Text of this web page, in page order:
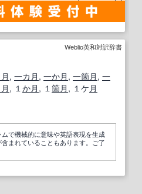
Weblio英和対訳辞書
, 一カ月 , 一か月 , 一箇月 , 一
, １ か月 , １ 箇月 , １ケ 月
で機械的に意味や英語表現を生成
まれていることもあります。ご了